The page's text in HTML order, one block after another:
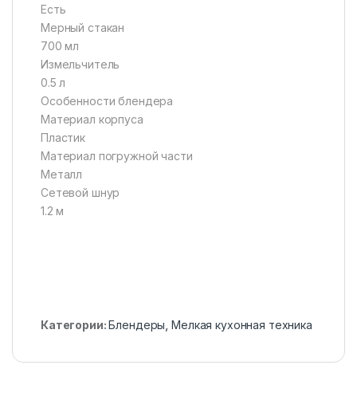
Есть
Мерный стакан
700 мл
Измельчитель
0.5 л
Особенности блендера
Материал корпуса
Пластик
Материал погружной части
Металл
Cетевой шнур
1.2 м
Категории:Блендеры ,Мелкая кухонная техника